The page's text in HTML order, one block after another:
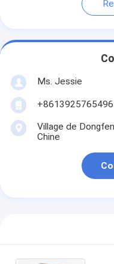
Ms. Jessie
+8613925765496
Village de
Chine